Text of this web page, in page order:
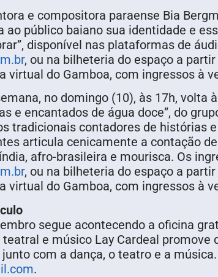
e compositora paraense Bia
público baiano sua identidade e
disponível nas plataformas de
, ou na bilheteria do espaço a
virtual do Gamboa, com ingressos à
no domingo (10), às 17h,
e encantados de água doce”, do
tradicionais contadores de histórias
articula cenicamente a contação
afro-brasileira e mourisca. Os
, ou na bilheteria do espaço a
virtual do Gamboa, com ingressos à
segue acontecendo a oficina
e músico Lay Cardeal
com a dança, o teatro e a
.